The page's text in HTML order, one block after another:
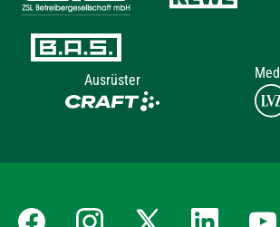
Ausrüster